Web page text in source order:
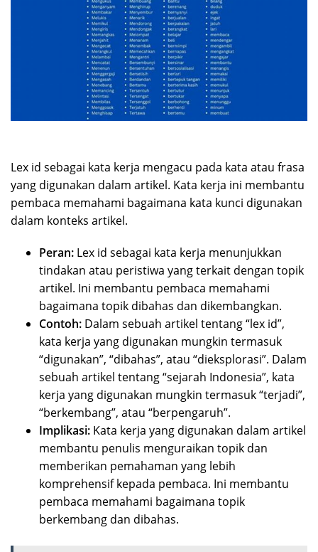
Lex id sebagai kata kerja mengacu pada kata atau frasa
yang digunakan dalam artikel. Kata kerja ini membantu
pembaca memahami bagaimana kata kunci digunakan
dalam konteks artikel.
Peran: Lex id sebagai kata kerja menunjukkan
tindakan atau peristiwa yang terkait dengan topik
artikel. Ini membantu pembaca memahami
bagaimana topik dibahas dan dikembangkan.
Contoh: Dalam sebuah artikel tentang “lex id”,
kata kerja yang digunakan mungkin termasuk
“digunakan”, “dibahas”, atau “dieksplorasi”. Dalam
sebuah artikel tentang “sejarah Indonesia”, kata
kerja yang digunakan mungkin termasuk “terjadi”,
“berkembang”, atau “berpengaruh”.
Implikasi: Kata kerja yang digunakan dalam artikel
membantu penulis menguraikan topik dan
memberikan pemahaman yang lebih
komprehensif kepada pembaca. Ini membantu
pembaca memahami bagaimana topik
berkembang dan dibahas.